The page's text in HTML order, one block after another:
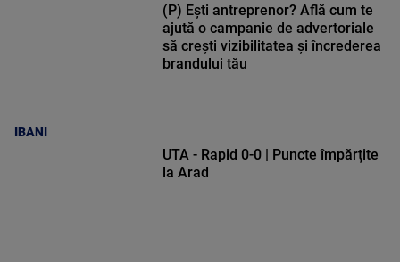
IBANI
(P) Ești antreprenor? Află cum te
ajută o campanie de advertoriale
să crești vizibilitatea și încrederea
brandului tău
UTA - Rapid 0-0 | Puncte împărțite
la Arad